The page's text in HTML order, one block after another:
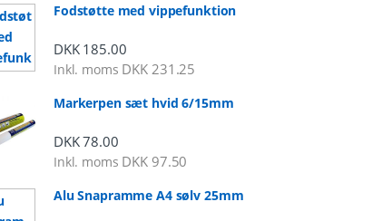
Fodstøtte med vippefunktion
DKK185.00
Inkl. moms DKK 231.25
Markerpen sæt hvid 6/15mm
DKK78.00
Inkl. moms DKK 97.50
Alu Snapramme A4 sølv 25mm